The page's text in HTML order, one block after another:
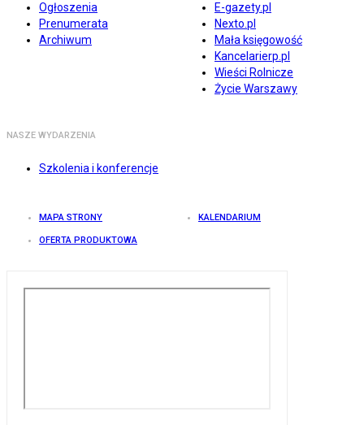
Ogłoszenia
Prenumerata
Archiwum
E-gazety.pl
Nexto.pl
Mała księgowość
Kancelarierp.pl
Wieści Rolnicze
Życie Warszawy
NASZE WYDARZENIA
Szkolenia i konferencje
MAPA STRONY KALENDARIUM
OFERTA PRODUKTOWA